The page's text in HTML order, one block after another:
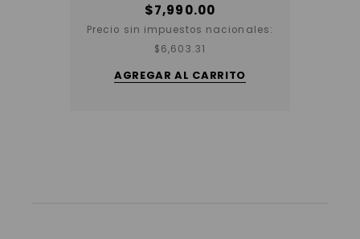
$7,990.00
Precio sin impuestos nacionales:
$6,603.31
AGREGAR AL CARRITO